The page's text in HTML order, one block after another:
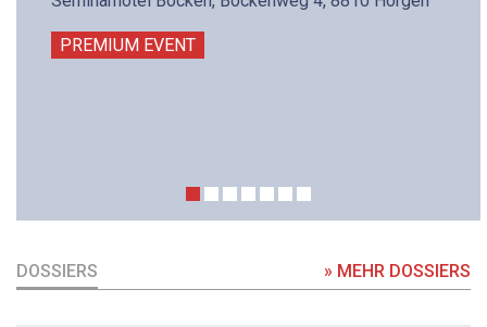
PREMIUM EVENT
DOSSIERS » MEHR DOSSIERS